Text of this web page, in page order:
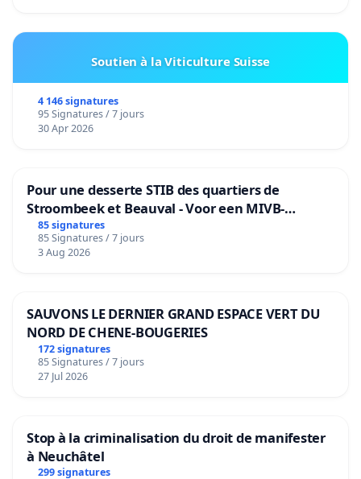
Soutien à la Viticulture Suisse
4 146 signatures
95 Signatures / 7 jours
30 Apr 2026
Pour une desserte STIB des quartiers de
Stroombeek et Beauval - Voor een MIVB-
bediening van de wijken Strombeek en Het
Voor
85 signatures
85 Signatures / 7 jours
3 Aug 2026
SAUVONS LE DERNIER GRAND ESPACE VERT DU
NORD DE CHENE-BOUGERIES
172 signatures
85 Signatures / 7 jours
27 Jul 2026
Stop à la criminalisation du droit de manifester
à Neuchâtel
299 signatures